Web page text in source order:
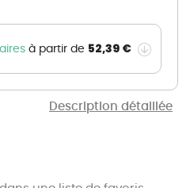
Description détaillée
à partir de 52,39 €